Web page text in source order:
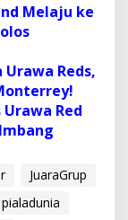
Melaju ke
Reds,
Red
JuaraGrup
pialadunia